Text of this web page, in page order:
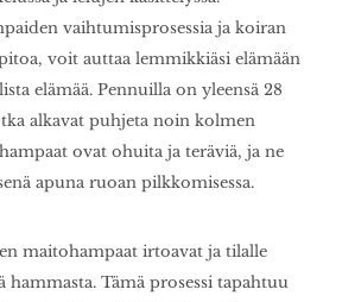
vaihtumisprosessia ja koiran
voit auttaa lemmikkiäsi elämään
elämää. Pennuilla on yleensä 28
alkavat puhjeta noin kolmen
ovat ohuita ja teräviä, ja ne
apuna ruoan pilkkomisessa.
maitohampaat irtoavat ja tilalle
hammasta. Tämä prosessi tapahtuu